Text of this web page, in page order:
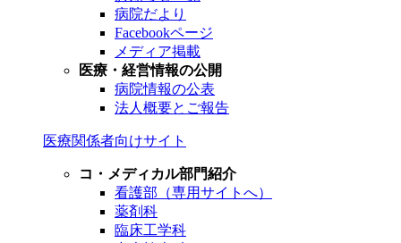
病院だより
Facebookページ
メディア掲載
医療・経営情報の公開
病院情報の公表
法人概要とご報告
医療関係者向けサイト
コ・メディカル部門紹介
看護部（専用サイトへ）
薬剤科
臨床工学科